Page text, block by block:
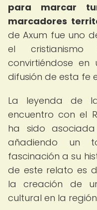
para marcar
marcadores
de Axum fue uno
el cristianismo
convirtiéndose
difusión de esta fe
La leyenda de
encuentro con el
ha sido
añadiendo un
fascinación a su
de este relato es
la creación de
cultural en la